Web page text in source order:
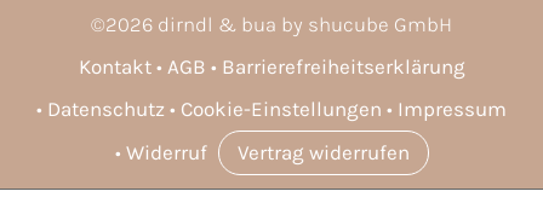
©2026 dirndl & bua by shucube GmbH
Kontakt
AGB
Barrierefreiheitserklärung
Datenschutz
Cookie-Einstellungen
Impressum
Widerruf
Vertrag widerrufen